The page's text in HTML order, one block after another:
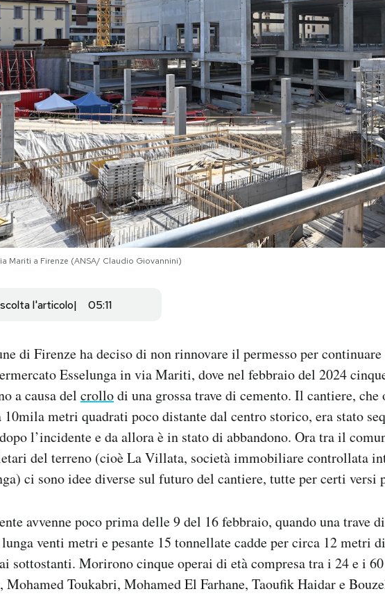
Mariti a Firenze (ANSA/ Claudio Giovannini)
l'articolo 05:11
di Firenze ha deciso di non rinnovare il permesso per
Esselunga in via Mariti, dove nel febbraio del 2024
a causa del crollodi una grossa trave di cemento. Il cantiere, che
metri quadrati poco distante dal centro storico, era stato
l’incidente e da allora è in stato di abbandono. Ora tra il
del terreno (cioè La Villata, società immobiliare controllata
ci sono idee diverse sul futuro del cantiere, tutte per certi versi
avvenne poco prima delle 9 del 16 febbraio, quando una trave
venti metri e pesante 15 tonnellate cadde per circa 12 metri
sottostanti. Morirono cinque operai di età compresa tra i 24 e i
Mohamed Toukabri, Mohamed El Farhane, Taoufik Haidar e